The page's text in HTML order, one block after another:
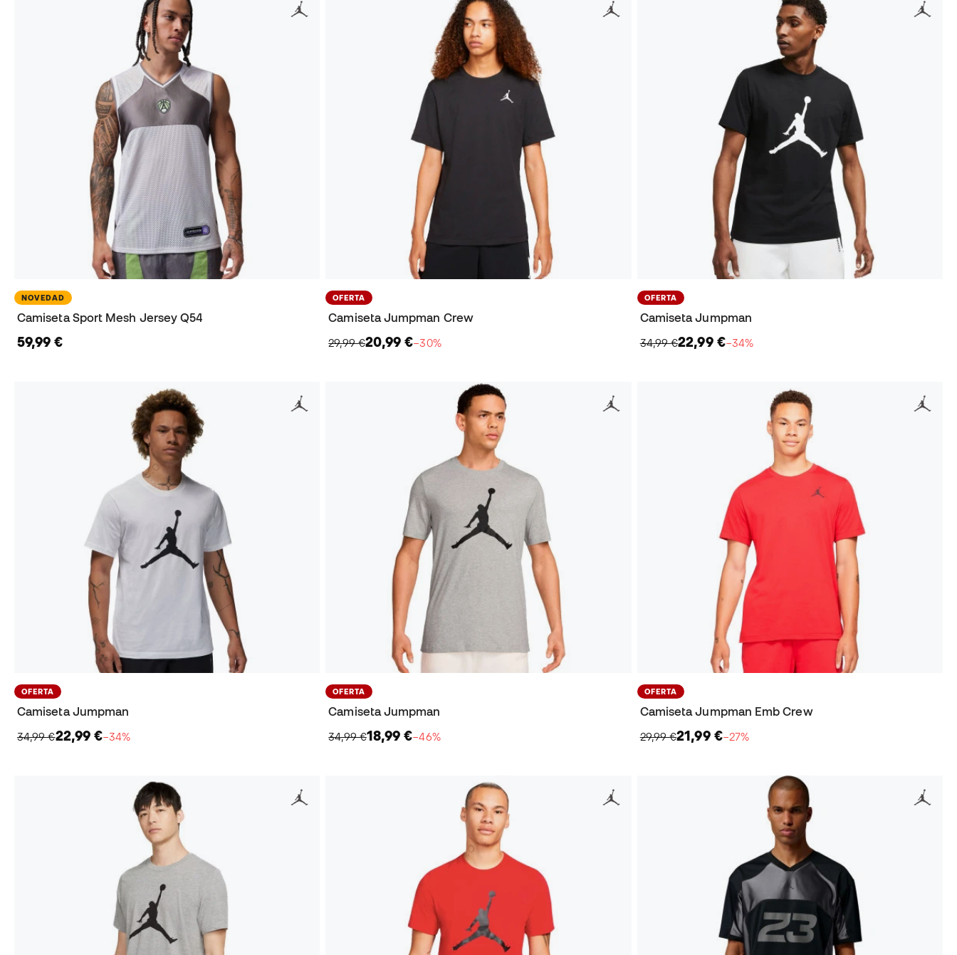
NOVEDAD
Camiseta Sport Mesh Jersey Q54
59,99 €
OFERTA
Camiseta Jumpman Crew
29,99 €20,99 €−30%
OFERTA
Camiseta Jumpman
34,99 €22,99 €−34%
OFERTA
Camiseta Jumpman
34,99 €22,99 €−34%
OFERTA
Camiseta Jumpman
34,99 €18,99 €−46%
OFERTA
Camiseta Jumpman Emb Crew
29,99 €21,99 €−27%